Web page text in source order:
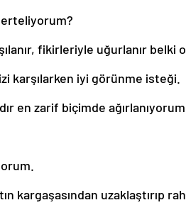
fikirleriyle uğurlanır belki
karşılarken iyi görünme isteği.
en zarif biçimde
kargaşasından uzaklaştırıp